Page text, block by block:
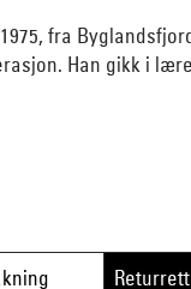
fra
Han gikk i
Returrett